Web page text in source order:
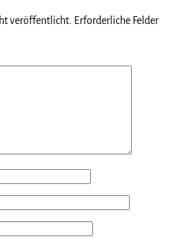
veröffentlicht. Erforderliche Felder